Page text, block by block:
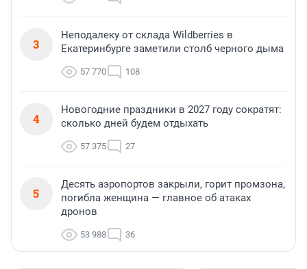
3
Неподалеку от склада Wildberries в
Екатеринбурге заметили столб черного дыма
57 770 108
4
Новогодние праздники в 2027 году сократят:
сколько дней будем отдыхать
57 375 27
5
Десять аэропортов закрыли, горит промзона,
погибла женщина — главное об атаках
дронов
53 988 36